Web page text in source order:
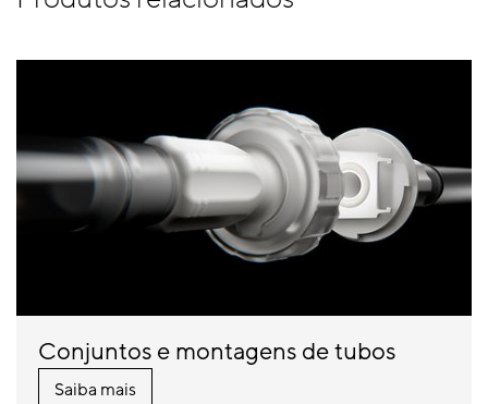
Conjuntos e montagens de tubos
Saiba mais